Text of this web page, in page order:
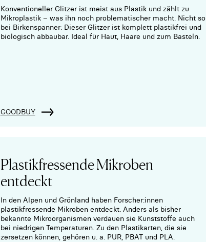
Konventioneller Glitzer ist meist aus Plastik und zählt zu
Mikroplastik – was ihn noch problematischer macht. Nicht so
bei Birkenspanner: Dieser Glitzer ist komplett plastikfrei und
biologisch abbaubar. Ideal für Haut, Haare und zum Basteln.
GOODBUY
Plastikfressende Mikroben
entdeckt
In den Alpen und Grönland haben Forscher:innen
plastikfressende Mikroben entdeckt. Anders als bisher
bekannte Mikroorganismen verdauen sie Kunststoffe auch
bei niedrigen Temperaturen. Zu den Plastikarten, die sie
zersetzen können, gehören u. a. PUR, PBAT und PLA.